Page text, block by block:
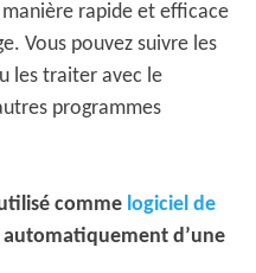
rapide et efficace
Vous pouvez suivre les
les traiter avec le
programmes
comme logiciel de
automatiquement d’une